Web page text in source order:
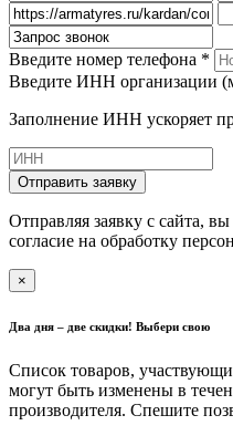
Введите номер телефона *
Введите ИНН организации
Заполнение ИНН ускоряет
Отправить заявку
Отправляя заявку с сайта,
согласие на обработку
×
Два дня – две скидки! Выбери свою
Список товаров,
могут быть изменены в
производителя. Спешите